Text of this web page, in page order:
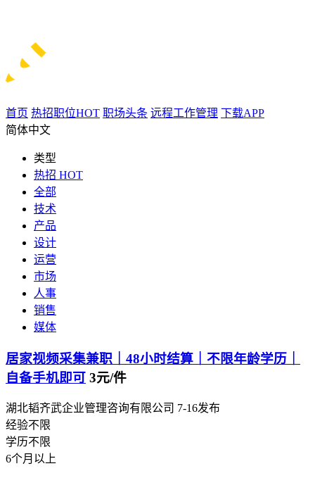
首页 热招职位HOT 职场头条 远程工作管理 下载APP
简体中文
类型
热招 HOT
全部
技术
产品
设计
运营
市场
人事
销售
媒体
居家视频采集兼职｜48小时结算｜不限年龄学历｜
自备手机即可 3元/件
湖北韬齐武企业管理咨询有限公司 7-16发布
经验不限
学历不限
6个月以上